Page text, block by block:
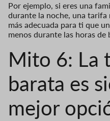
Por ejemplo, si eres una
durante la noche, una tarifa
más adecuada para ti que
menos durante las horas de
Mito 6: La
barata es
mejor